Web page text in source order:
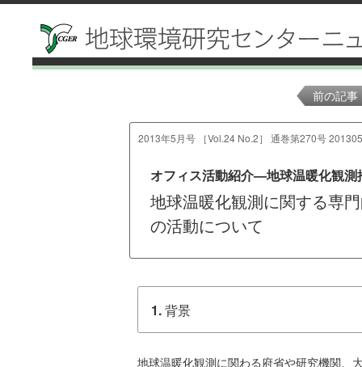
前の記事
2013年5月号 ［Vol.24 No.2］ 通巻第270号
オフィス活動紹介—地球温暖化観
地球温暖化観測に関する専
の活動について
1.背景
地球温暖化観測に関わる府省や研究機関、